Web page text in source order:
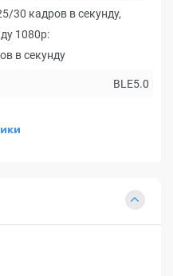
30 кадров в секунду,
1080p:
в секунду
BLE5.0